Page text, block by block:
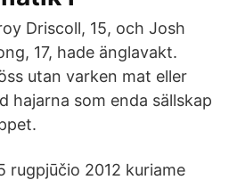
Driscoll, 15, och Josh
17, hade änglavakt.
utan varken mat eller
hajarna som enda sällskap
rugpjūčio 2012 kuriame